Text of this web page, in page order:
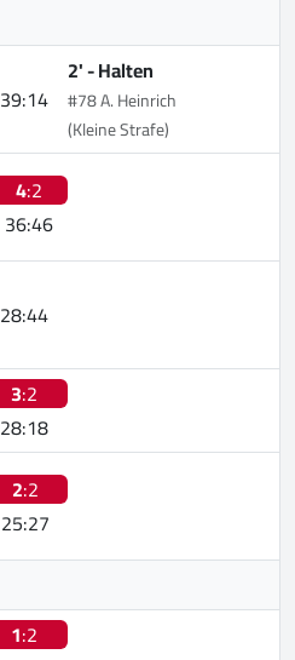
39:14
2' -Halten
#78 A. Heinrich
(Kleine Strafe)
4:2
36:46
28:44
3:2
28:18
2:2
25:27
1:2